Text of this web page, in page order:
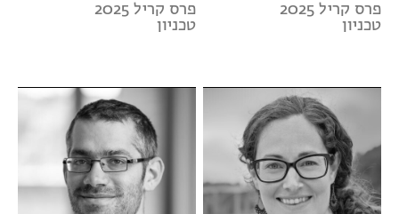
פרס קריל 2025
טכניון
פרס קריל 2025
טכניון